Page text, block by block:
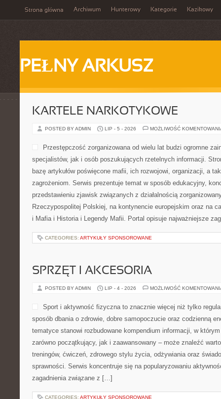
Strona główna Archiwum Hunterowy Kategorie Kazikowy
PEŁNY ARKUSZ
KARTELE NARKOTYKOWE
POSTED BY ADMIN LIP - 5 - 2026 MOŻLIWOŚĆ
Przestępczość zorganizowana od wielu lat budzi ogromne
specjalistów, jak i osób poszukujących rzetelnych informacji.
bazę artykułów poświęcone mafii, ich rozwojowi, organizacji, a
zagrożeniom. Serwis prezentuje temat w sposób edukacyjny,
przedstawieniu zjawisk związanych z działalnością
Rzeczypospolitej Polskiej, na kontynencie europejskim oraz na
i Mafia i Historia i Legendy Mafii. Portal opisuje najważniejsze
CATEGORIES: ARTYKUŁY SPONSOROWANE
SPRZĘT I AKCESORIA
POSTED BY ADMIN LIP - 4 - 2026 MOŻLIWOŚĆ
Sport i aktywność fizyczna to znacznie więcej niż tylko
sposób dbania o zdrowie, dobre samopoczucie oraz codzienną
tematyce stanowi rozbudowane kompendium informacji, w
zarówno początkujący, jak i zaawansowany – może znaleźć
treningów, ćwiczeń, zdrowego stylu życia, odżywiania oraz
sprawności. Serwis koncentruje się na popularyzowaniu
zagadnienia związane z […]
CATEGORIES: ARTYKUŁY SPONSOROWANE